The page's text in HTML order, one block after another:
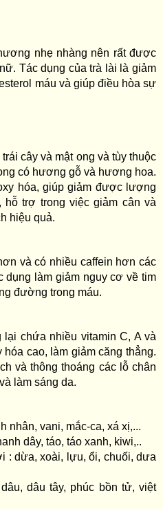
nhẹ nhàng nên rất được
Tác dụng của trà lài là giảm
máu và giúp điều hòa sự
cây và mật ong và tùy thuộc
có hương gỗ và hương hoa.
hóa, giúp giảm được lượng
hỗ trợ trong việc giảm cân và
hiệu quả.
và có nhiều caffein hơn các
dụng làm giảm nguy cơ về tim
đường trong máu.
chứa nhiều vitamin C, A và
hóa cao, làm giảm căng thẳng.
và thông thoáng các lỗ chân
làm sáng da.
nhân, vani, mắc-ca, xá xị,...
dây, táo, táo xanh, kiwi,..
: dừa, xoài, lựu, ổi, chuối, dưa
dâu tây, phúc bồn tử, việt